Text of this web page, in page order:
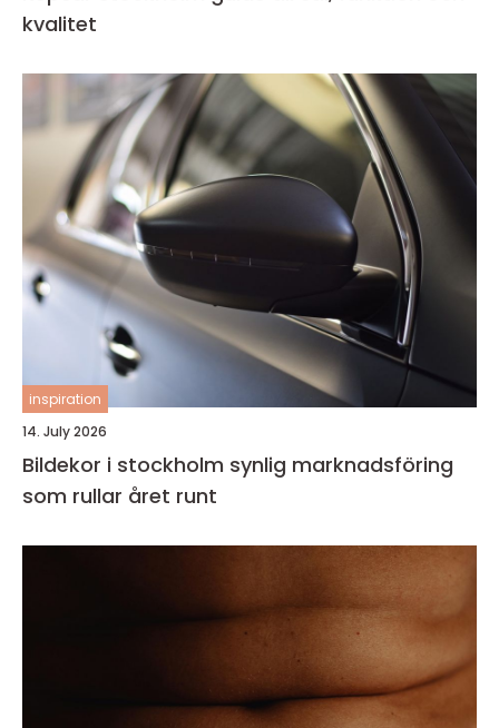
kvalitet
inspiration
14. July 2026
Bildekor i stockholm synlig marknadsföring
som rullar året runt